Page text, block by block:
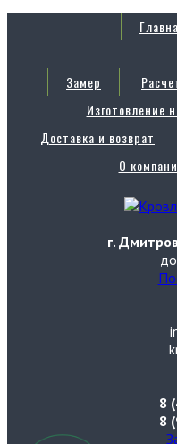
Замер
Изготовление
Доставка и возврат
О
г. Дмитров
8
8